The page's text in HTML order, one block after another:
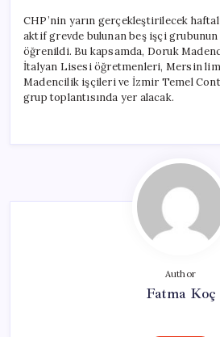
CHP’nin yarın gerçekleştirilecek
aktif grevde bulunan beş işçi grubunun
öğrenildi. Bu kapsamda, Doruk
İtalyan Lisesi öğretmenleri, Mersin
Madencilik işçileri ve İzmir Temel
grup toplantısında yer alacak.
Author
Fatma Koç